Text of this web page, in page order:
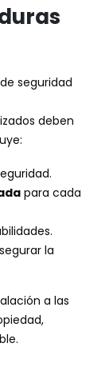
seguridad
deben
para cada
la
a las